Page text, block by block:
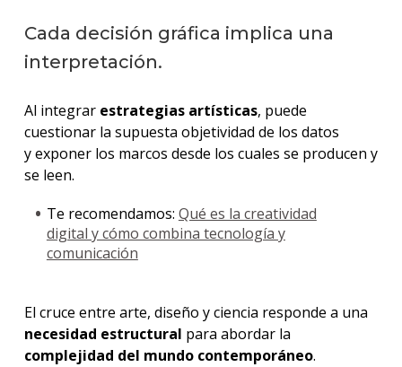
Cada decisión gráfica implica una
interpretación.
Al integrar estrategias artísticas, puede
cuestionar la supuesta objetividad de los datos
y exponer los marcos desde los cuales se producen y
se leen.
Te recomendamos: Qué es la creatividad
digital y cómo combina tecnología y
comunicación
El cruce entre arte, diseño y ciencia responde a una
necesidad estructural para abordar la
complejidad del mundo contemporáneo.